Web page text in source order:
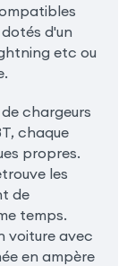
d'un
etc ou
chargeurs
chaque
propres.
les
de
temps.
voiture avec
en ampère